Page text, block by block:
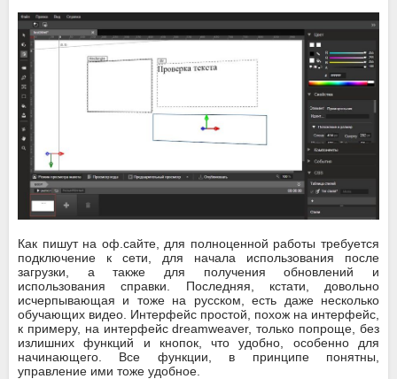
Как пишут на оф.сайте, для полноценной работы требуется
подключение к сети, для начала использования после
загрузки, а также для получения обновлений и
использования справки. Последняя, кстати, довольно
исчерпывающая и тоже на русском, есть даже несколько
обучающих видео. Интерфейс простой, похож на интерфейс,
к примеру, на интерфейс dreamweaver, только попроще, без
излишних функций и кнопок, что удобно, особенно для
начинающего. Все функции, в принципе понятны,
управление ими тоже удобное.